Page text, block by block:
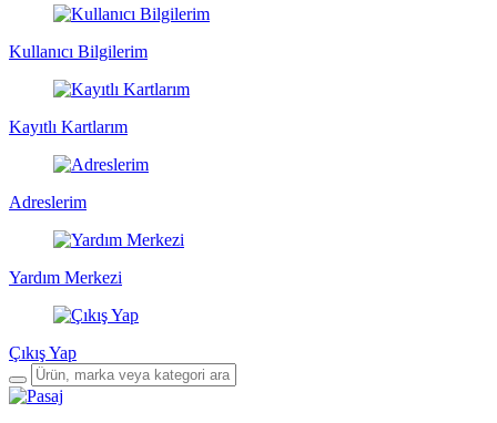
Kullanıcı Bilgilerim
Kayıtlı Kartlarım
Adreslerim
Yardım Merkezi
Çıkış Yap